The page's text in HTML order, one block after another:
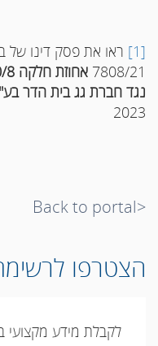
[1]
ראו את פסק דינו של
7808/21
נגד חברת גג בית הדר
2023
<Back to portal
הצטרפו
לקבלת מידע מקצועי